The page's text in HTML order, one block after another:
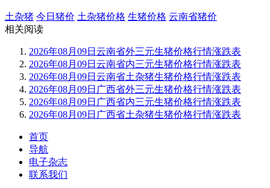
土杂猪 今日猪价 土杂猪价格 生猪价格 云南省猪价
相关阅读
2026年08月09日云南省外三元生猪价格行情涨跌表
2026年08月09日云南省内三元生猪价格行情涨跌表
2026年08月09日云南省土杂猪生猪价格行情涨跌表
2026年08月09日广西省外三元生猪价格行情涨跌表
2026年08月09日广西省内三元生猪价格行情涨跌表
2026年08月09日广西省土杂猪生猪价格行情涨跌表
首页
导航
电子杂志
联系我们